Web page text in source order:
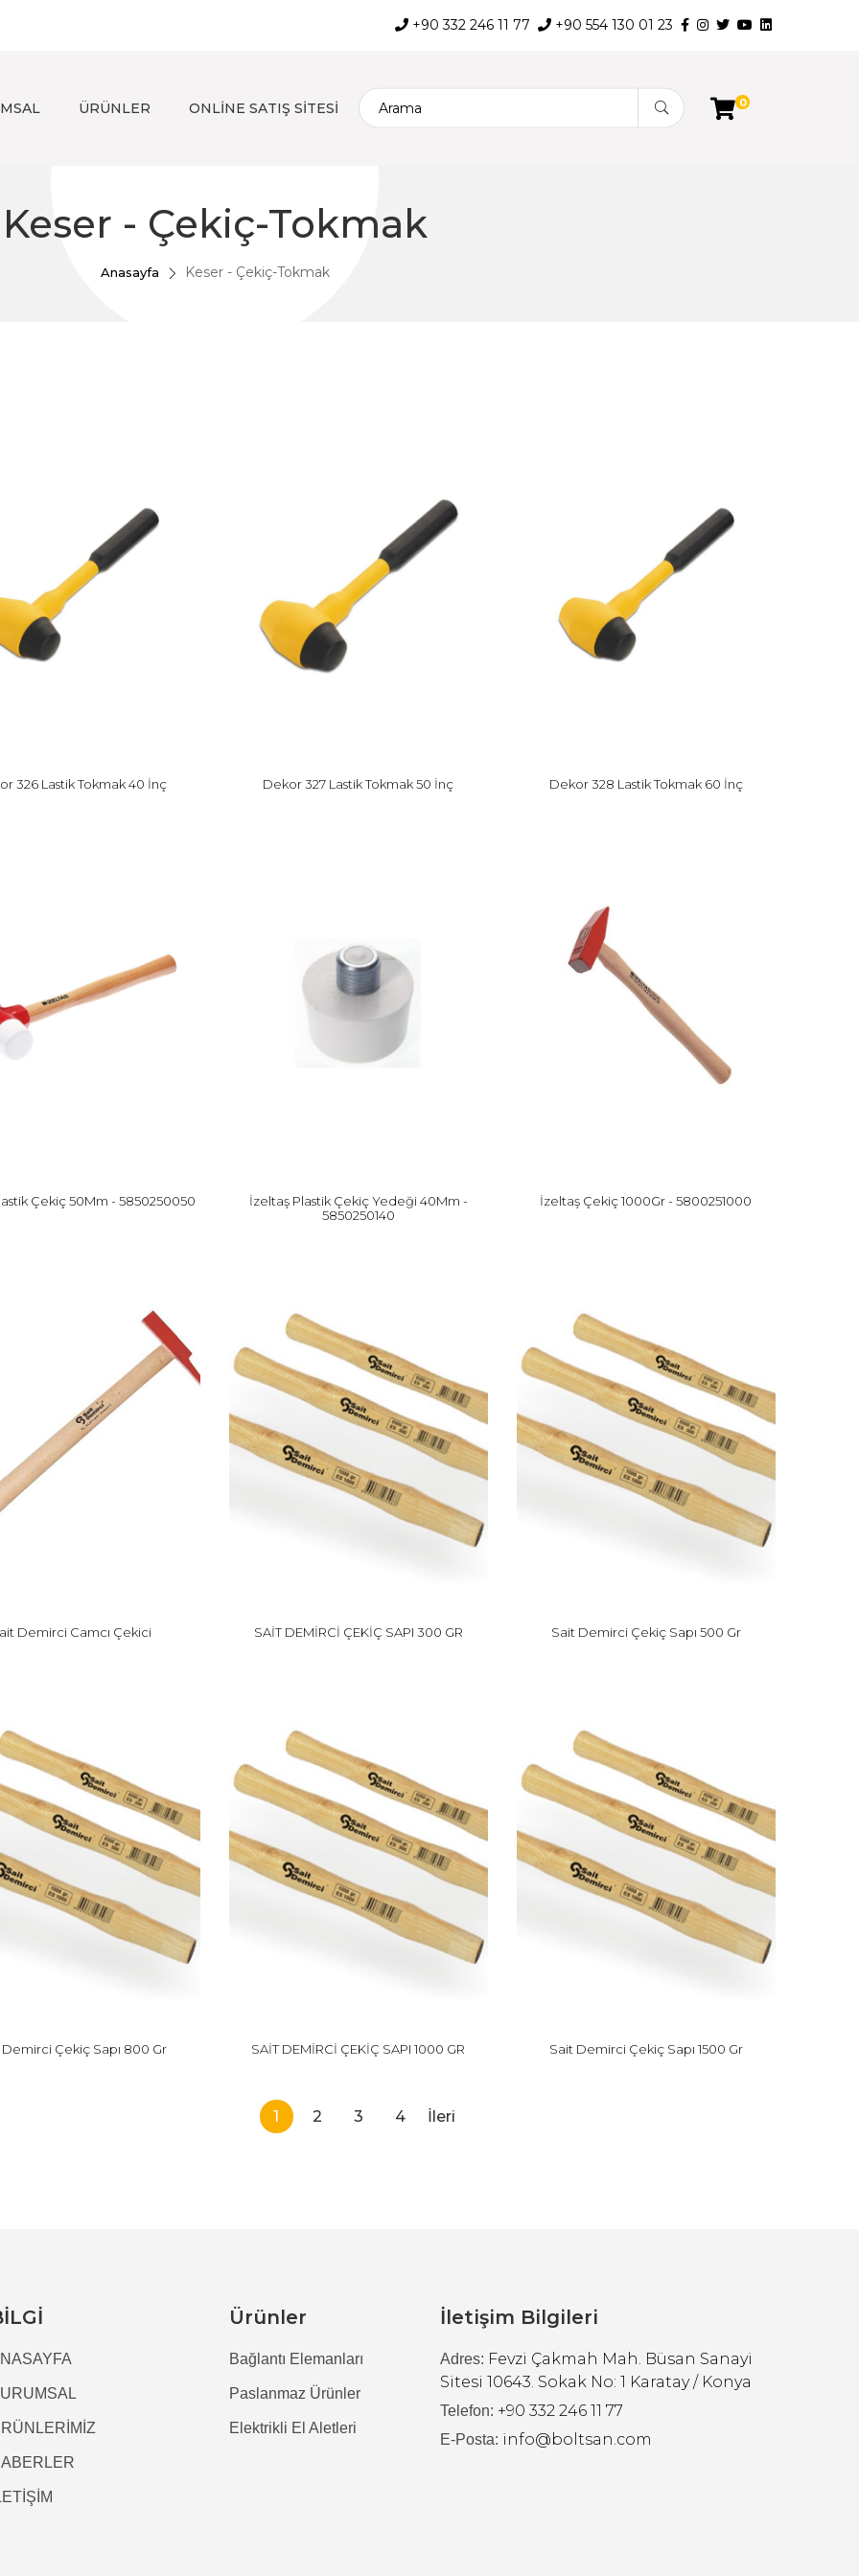
+90 332 246 11 77 +90 554 130 01 23
ÜRÜNLER ONLİNE SATIŞ SİTESİ 0
Keser - Çekiç-Tokmak
Anasayfa Keser - Çekiç-Tokmak
326 Lastik Tokmak 40 İnç Dekor 327 Lastik Tokmak 50 İnç Dekor 328 Lastik Tokmak 60 İnç
Çekiç 50Mm - 5850250050
İzeltaş Plastik Çekiç Yedeği 40Mm -
5850250140
İzeltaş Çekiç 1000Gr - 5800251000
Demirci Camcı Çekici SAİT DEMİRCİ ÇEKİÇ SAPI 300 GR Sait Demirci Çekiç Sapı 500 Gr
Çekiç Sapı 800 Gr SAİT DEMİRCİ ÇEKİÇ SAPI 1000 GR Sait Demirci Çekiç Sapı 1500 Gr
1 2 3 4 İleri
Ürünler
Bağlantı Elemanları
Paslanmaz Ürünler
Elektrikli El Aletleri
İletişim Bilgileri
Adres: Fevzi Çakmah Mah. Büsan Sanayi
Sitesi 10643. Sokak No: 1 Karatay / Konya
Telefon: +90 332 246 11 77
E-Posta: info@boltsan.com